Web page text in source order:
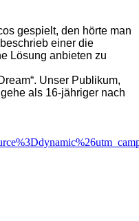
gespielt, den hörte man
einer die
Lösung anbieten zu
Unser Publikum,
als 16-jähriger nach